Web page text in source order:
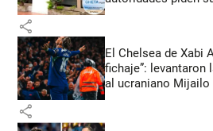
share
El Chelsea de Xabi
fichaje”: levantaron
al ucraniano Mijailo
share